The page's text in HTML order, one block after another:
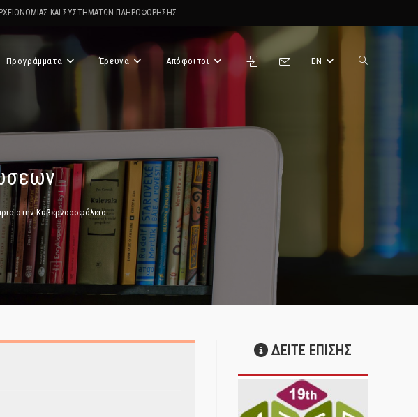
ΚΑΙ ΣΥΣΤΗΜΑΤΩΝ ΠΛΗΡΟΦΟΡΗΣΗΣ
Προγράμματα Έρευνα Απόφοιτοι EN Toggle
στην Κυβερνοασφάλεια
ΔΕΙΤΕ ΕΠΙΣΗΣ